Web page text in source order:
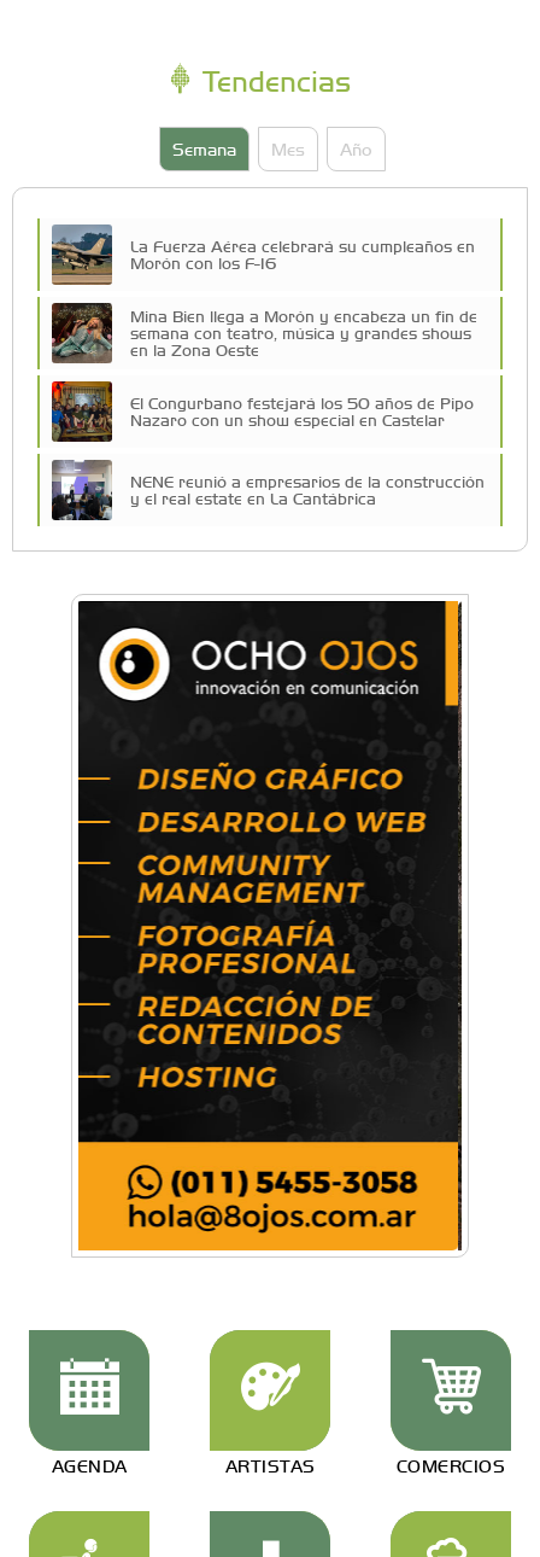
Tendencias
Semana Mes Año
La Fuerza Aérea celebrará su cumpleaños en
Morón con los F-16
Mina Bien llega a Morón y encabeza un fin de
semana con teatro, música y grandes shows
en la Zona Oeste
El Congurbano festejará los 50 años de Pipo
Nazaro con un show especial en Castelar
NENE reunió a empresarios de la construcción
y el real estate en La Cantábrica
Una compañía teatral de Castelar competirá
por el Premio FEBA Cultura
La primera vez que Eva Perón voló en avión lo
Mariana Croce: "Hoy las empresas necesitan
un asesoramiento integral para crecer con
seguridad"
Música, teatro, yoga, danza y mucho más:
Conocé todos los talleres para aprender y
disfrutar en la Zona Oeste
AGENDA ARTISTAS COMERCIOS